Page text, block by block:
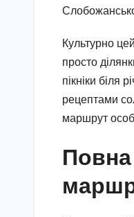
Культурно
просто
пікніки біля
рецептами
маршрут